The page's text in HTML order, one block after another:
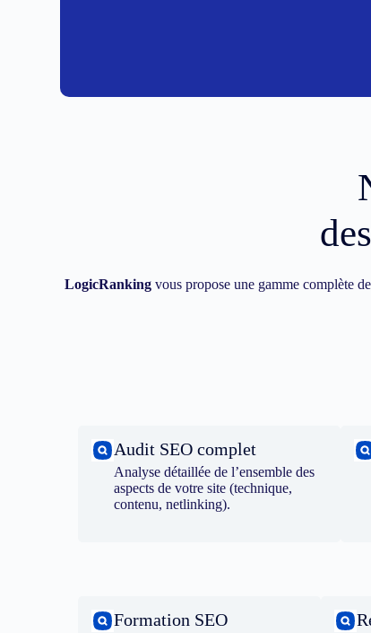
LogicRanking vous propose une gamme complète
Audit SEO complet
Analyse détaillée de l’ensemble des
aspects de votre site (technique,
contenu, netlinking).
Formation SEO